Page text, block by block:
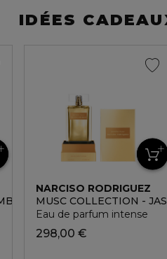
IDÉES
MUSC
NARCISO RODRIGUEZ
MUSC COLLECTION -
Eau de parfum intense
298,00 €